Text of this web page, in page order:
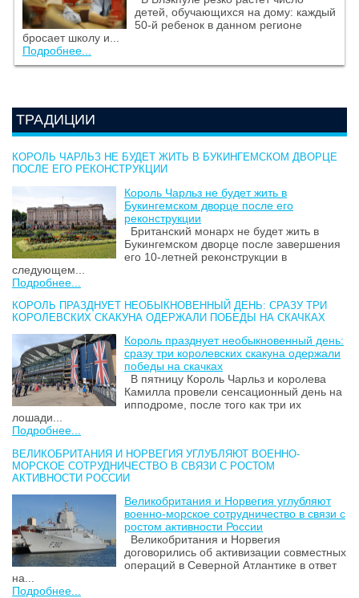
детей, обучающихся на дому: каждый
50-й ребенок в данном регионе
бросает школу и...
Подробнее...
ТРАДИЦИИ
КОРОЛЬ ЧАРЛЬЗ НЕ БУДЕТ ЖИТЬ В БУКИНГЕМСКОМ ДВОРЦЕ
ПОСЛЕ ЕГО РЕКОНСТРУКЦИИ
Король Чарльз не будет жить в
Букингемском дворце после его
реконструкции
Британский монарх не будет жить в
Букингемском дворце после завершения
его 10-летней реконструкции в
следующем...
Подробнее...
КОРОЛЬ ПРАЗДНУЕТ НЕОБЫКНОВЕННЫЙ ДЕНЬ: СРАЗУ ТРИ
КОРОЛЕВСКИХ СКАКУНА ОДЕРЖАЛИ ПОБЕДЫ НА СКАЧКАХ
Король празднует необыкновенный день:
сразу три королевских скакуна одержали
победы на скачках
В пятницу Король Чарльз и королева
Камилла провели сенсационный день на
ипподроме, после того как три их
лошади...
Подробнее...
ВЕЛИКОБРИТАНИЯ И НОРВЕГИЯ УГЛУБЛЯЮТ ВОЕННО-
МОРСКОЕ СОТРУДНИЧЕСТВО В СВЯЗИ С РОСТОМ
АКТИВНОСТИ РОССИИ
Великобритания и Норвегия углубляют
военно-морское сотрудничество в связи с
ростом активности России
Великобритания и Норвегия
договорились об активизации совместных
операций в Северной Атлантике в ответ
на...
Подробнее...